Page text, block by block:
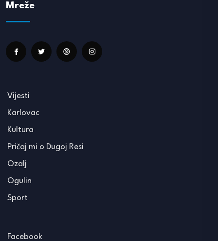
Mreže
Vijesti
Karlovac
Kultura
Pričaj mi o Dugoj Resi
Ozalj
Ogulin
Sport
Facebook